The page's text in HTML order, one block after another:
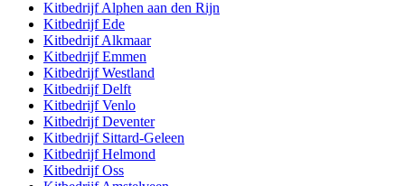
KitbedrijfAlphen aan den Rijn
KitbedrijfEde
KitbedrijfAlkmaar
KitbedrijfEmmen
KitbedrijfWestland
KitbedrijfDelft
KitbedrijfVenlo
KitbedrijfDeventer
Kitbedrijf Sittard-Geleen
KitbedrijfHelmond
KitbedrijfOss